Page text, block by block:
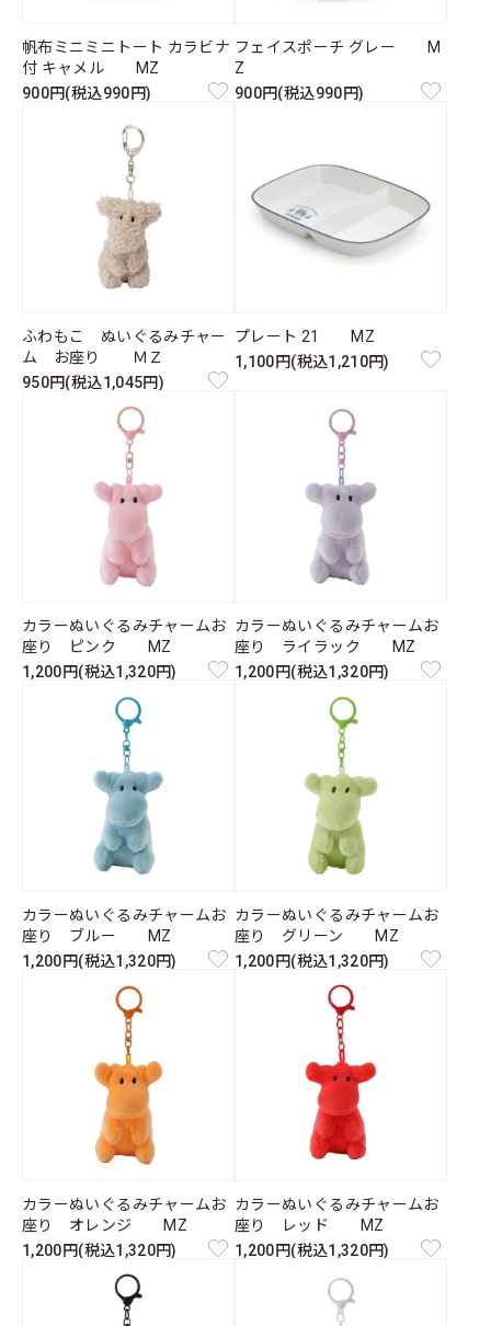
帆布ミニミニトート カラビナ
付 キャメル MZ
900円(税込990円)
フェイスポーチ グレー M
Z
900円(税込990円)
ふわもこ ぬいぐるみチャー
ム お座り ＭＺ
950円(税込1,045円)
プレート 21 MZ
1,100円(税込1,210円)
カラーぬいぐるみチャームお
座り ピンク MZ
1,200円(税込1,320円)
カラーぬいぐるみチャームお
座り ライラック MZ
1,200円(税込1,320円)
カラーぬいぐるみチャームお
座り ブルー MZ
1,200円(税込1,320円)
カラーぬいぐるみチャームお
座り グリーン MZ
1,200円(税込1,320円)
カラーぬいぐるみチャームお
座り オレンジ MZ
1,200円(税込1,320円)
カラーぬいぐるみチャームお
座り レッド MZ
1,200円(税込1,320円)